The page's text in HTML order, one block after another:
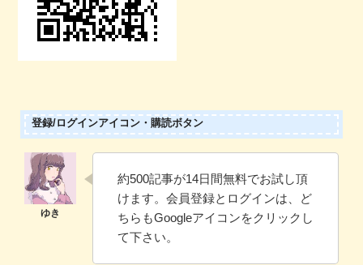
登録/ログインアイコン・購読ボタン
約500記事が14日間無料でお試し頂
けます。会員登録とログインは、ど
ちらもGoogleアイコンをクリックし
て下さい。